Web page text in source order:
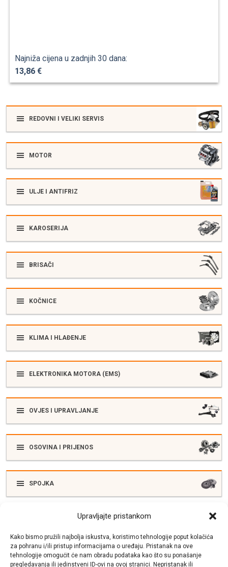
Upravljajte pristankom
Kako bismo pružili najbolja iskustva, koristimo tehnologije poput kolačića
za pohranu i/ili pristup informacijama o uređaju. Pristanak na ove
tehnologije omogućit će nam obradu podataka kao što su ponašanje
pregledavanja ili jedinstveni ID-ovi na ovoj stranici. Nepristanak ili
Najniža cijena u zadnjih 30 dana:
13,86 €
REDOVNI I VELIKI SERVIS
MOTOR
ULJE I ANTIFRIZ
KAROSERIJA
BRISAČI
KOČNICE
KLIMA I HLAĐENJE
ELEKTRONIKA MOTORA (EMS)
OVJES I UPRAVLJANJE
OSOVINA I PRIJENOS
SPOJKA
SUSTAV ISPUŠNIH PLINOVA